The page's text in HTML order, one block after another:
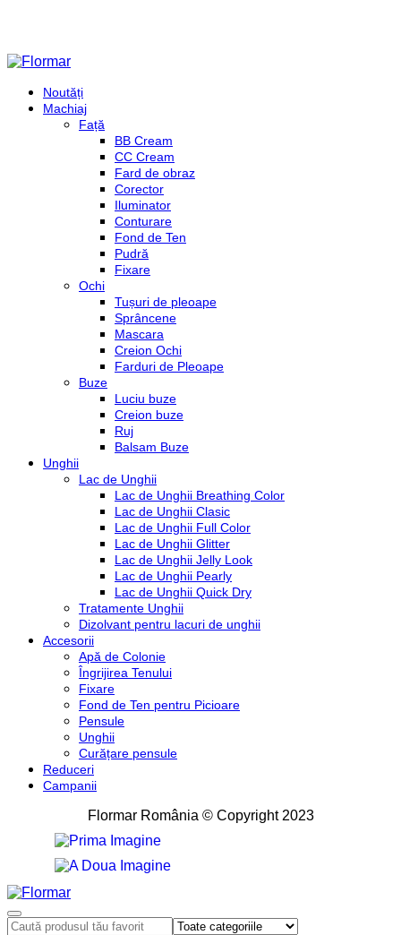
Noutăți
Machiaj
Față
BB Cream
CC Cream
Fard de obraz
Corector
Iluminator
Conturare
Fond de Ten
Pudră
Fixare
Ochi
Tușuri de pleoape
Sprâncene
Mascara
Creion Ochi
Farduri de Pleoape
Buze
Luciu buze
Creion buze
Ruj
Balsam Buze
Unghii
Lac de Unghii
Lac de Unghii Breathing Color
Lac de Unghii Clasic
Lac de Unghii Full Color
Lac de Unghii Glitter
Lac de Unghii Jelly Look
Lac de Unghii Pearly
Lac de Unghii Quick Dry
Tratamente Unghii
Dizolvant pentru lacuri de unghii
Accesorii
Apă de Colonie
Îngrijirea Tenului
Fixare
Fond de Ten pentru Picioare
Pensule
Unghii
Curățare pensule
Reduceri
Campanii
Flormar România © Copyright 2023